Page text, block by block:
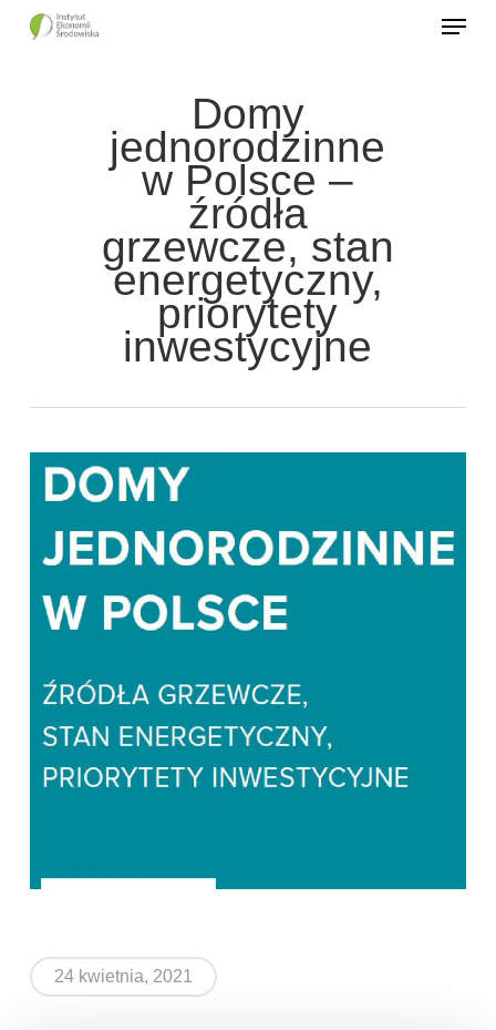
Skip
Domy
jednorodzinne
w Polsce –
źródła
grzewcze, stan
energetyczny,
priorytety
inwestycyjne
24 kwietnia, 2021